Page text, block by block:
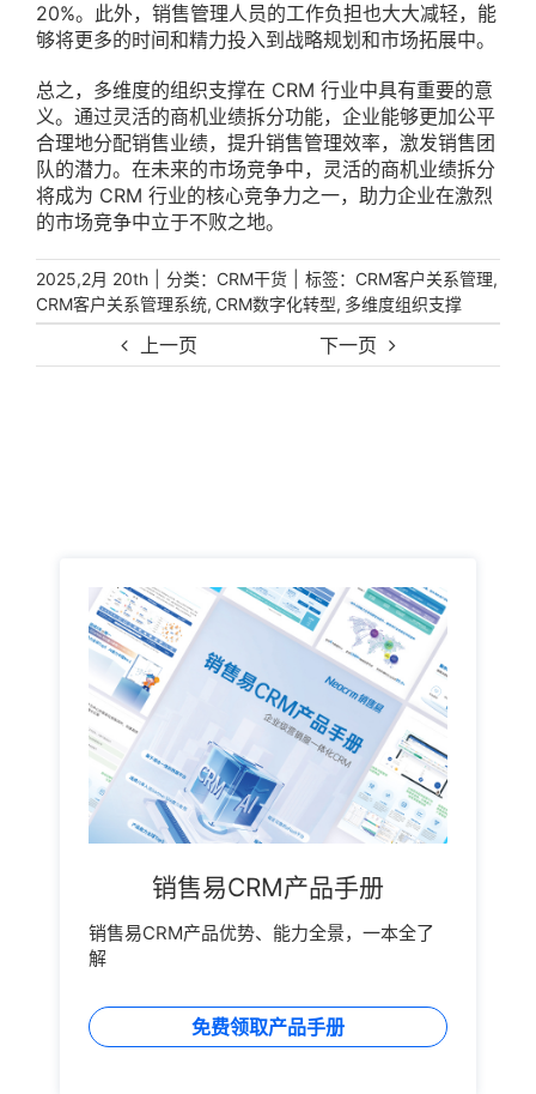
上一页 下一页
20%。此外，销售管理人员的工作负担也大大减轻，能
够将更多的时间和精力投入到战略规划和市场拓展中。
总之，多维度的组织支撑在 CRM 行业中具有重要的意
义。通过灵活的商机业绩拆分功能，企业能够更加公平
合理地分配销售业绩，提升销售管理效率，激发销售团
队的潜力。在未来的市场竞争中，灵活的商机业绩拆分
将成为 CRM 行业的核心竞争力之一，助力企业在激烈
的市场竞争中立于不败之地。
2025,2月 20th 分类： CRM干货 标签： CRM客户关系管理,
CRM客户关系管理系统, CRM数字化转型, 多维度组织支撑
销售易CRM产品手册
销售易CRM产品优势、能力全景，一本全了
解
免费领取产品手册